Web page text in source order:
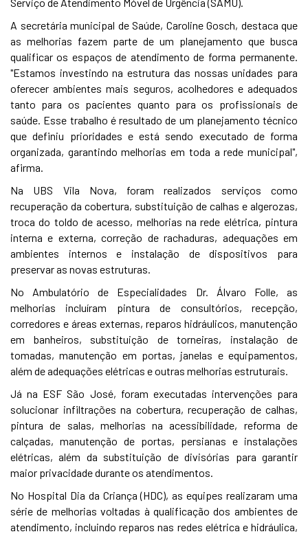
A secretária municipal de Saúde, Caroline Gosch, destaca que
as melhorias fazem parte de um planejamento que busca
qualificar os espaços de atendimento de forma permanente.
"Estamos investindo na estrutura das nossas unidades para
oferecer ambientes mais seguros, acolhedores e adequados
tanto para os pacientes quanto para os profissionais de
saúde. Esse trabalho é resultado de um planejamento técnico
que definiu prioridades e está sendo executado de forma
organizada, garantindo melhorias em toda a rede municipal",
afirma.
Na UBS Vila Nova, foram realizados serviços como
recuperação da cobertura, substituição de calhas e algerozas,
troca do toldo de acesso, melhorias na rede elétrica, pintura
interna e externa, correção de rachaduras, adequações em
ambientes internos e instalação de dispositivos para
preservar as novas estruturas.
No Ambulatório de Especialidades Dr. Álvaro Folle, as
melhorias incluíram pintura de consultórios, recepção,
corredores e áreas externas, reparos hidráulicos, manutenção
em banheiros, substituição de torneiras, instalação de
tomadas, manutenção em portas, janelas e equipamentos,
além de adequações elétricas e outras melhorias estruturais.
Já na ESF São José, foram executadas intervenções para
solucionar infiltrações na cobertura, recuperação de calhas,
pintura de salas, melhorias na acessibilidade, reforma de
calçadas, manutenção de portas, persianas e instalações
elétricas, além da substituição de divisórias para garantir
maior privacidade durante os atendimentos.
No Hospital Dia da Criança (HDC), as equipes realizaram uma
série de melhorias voltadas à qualificação dos ambientes de
atendimento, incluindo reparos nas redes elétrica e hidráulica,